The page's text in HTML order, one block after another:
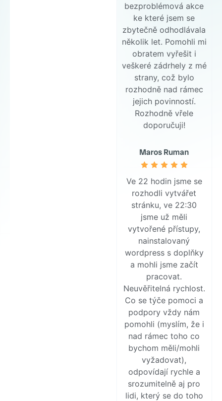
bezproblémová akce
ke které jsem se
zbytečně odhodlávala
několik let. Pomohli mi
obratem vyřešit i
veškeré zádrhely z mé
strany, což bylo
rozhodně nad rámec
jejich povinností.
Rozhodně vřele
doporučuji!
Maros Ruman
Ve 22 hodin jsme se
rozhodli vytvářet
stránku, ve 22:30
jsme už měli
vytvořené přístupy,
nainstalovaný
wordpress s doplňky
a mohli jsme začít
pracovat.
Neuvěřitelná rychlost.
Co se týče pomoci a
podpory vždy nám
pomohli (myslím, že i
nad rámec toho co
bychom měli/mohli
vyžadovat),
odpovídají rychle a
srozumitelně aj pro
lidi, který se do toho